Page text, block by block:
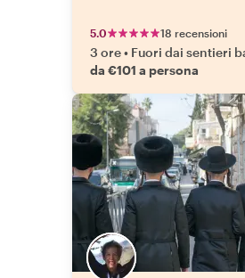
5.0 18 recensioni
3 ore• Fuori dai sentieri
da €101 a persona